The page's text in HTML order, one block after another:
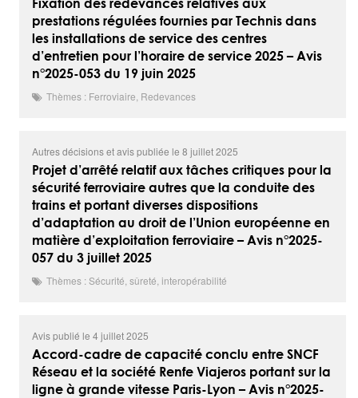
prestations régulées fournies par Technis dans
les installations de service des centres
d’entretien pour l’horaire de service 2025 – Avis
n°2025-053 du 19 juin 2025
Thèmes : Ferroviaire, Redevances
Autres décisions et avis publiée le 8 juillet 2025
Projet d’arrêté relatif aux tâches critiques pour la
sécurité ferroviaire autres que la conduite des
trains et portant diverses dispositions
d’adaptation au droit de l’Union européenne en
matière d’exploitation ferroviaire – Avis n°2025-
057 du 3 juillet 2025
Thèmes : Sécurité, sûreté, interopérabilité
Avis publié le 4 juillet 2025
Accord-cadre de capacité conclu entre SNCF
Réseau et la société Renfe Viajeros portant sur la
ligne à grande vitesse Paris-Lyon – Avis n°2025-